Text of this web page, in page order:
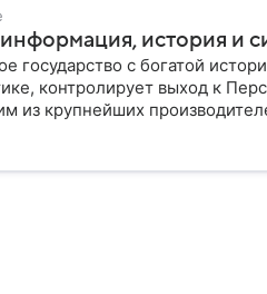
история и
государство с богатой
контролирует выход к
из крупнейших